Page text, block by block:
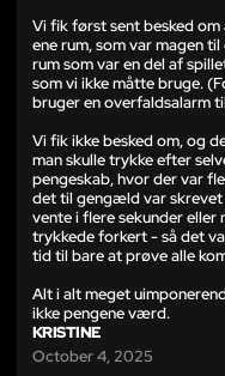
Vi fik først sent besked
ene rum, som var magen
rum som var en del af
som vi ikke måtte bruge.
bruger en overfaldsalarm
Vi fik ikke besked om, og
man skulle trykke efter
pengeskab, hvor der var
det til gengæld var
vente i flere sekunder eller
trykkede forkert - så det
tid til bare at prøve alle
Alt i alt meget
ikke pengene værd.
KRISTINE
October 4, 2025